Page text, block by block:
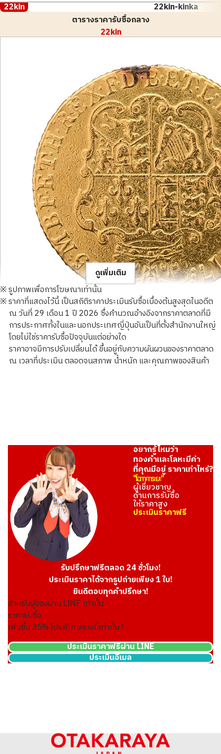
22kin
22kin-kinka
ตารางราคารับซื้อกลาง
22kin
22K Gold (K22) George III Guinea Gold Coin
1.6g
ราคารับซื้ออ้างอิง
ดูเพิ่มเติม
※ รูปภาพเพื่อการโฆษณาเท่านั้น
※ ราคาที่แสดงไว้นี้ เป็นสถิติราคาประเมินรับซื้อเบื้องต้นสูงสุดในอดีต
ณ วันที่ 29 เดือน 1 ปี 2026 ซึ่งคำนวณอ้างอิงจากราคาตลาดที่มี
การประกาศทั้งในและนอกประเทศญี่ปุ่นอันเป็นที่ตั้งสำนักงานใหญ่
โดยไม่ใช่ราคารับซื้อปัจจุบันแต่อย่างใด
ราคาอาจมีการปรับเปลี่ยนได้ ขึ้นอยู่กับความผันผวนของราคาตลาด
ณ เวลาที่ประเมิน ตลอดจนสภาพ น้ำหนัก และคุณภาพของสินค้า
อยากรู้ไหมว่า
ทองคำและโลหะมีค่า
ที่คุณมีอยู่ ราคาเท่าไหร่?
"โอทาคาระยะ"
ผู้เชี่ยวชาญ
ด้านการรับซื้อ
ให้ราคาสูง
ประเมินราคาฟรี
รับปรึกษาฟรีตลอด 24 ชั่วโมง!
ประเมินราคาได้จากรูปถ่ายเพียง 1 ใบ!
ยินดีตอบทุกคำปรึกษา!
สำหรับผู้จองผ่าน LINE เท่านั้น
ราคารับซื้อ
เพิ่มขึ้น35% โปรพิเศษช่วงนี้เท่านั้น !
ประเมินราคาฟรีผ่าน LINE
ประเมินอีเมล